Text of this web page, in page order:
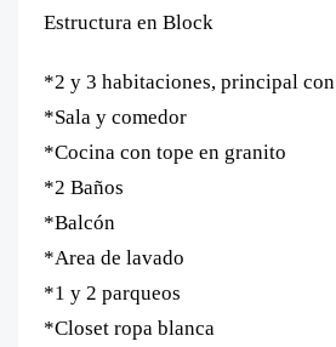
Estructura en Block
*2 y 3 habitaciones, principal
*Sala y comedor
*Cocina con tope en granito
*2 Baños
*Balcón
*Area de lavado
*1 y 2 parqueos
*Closet ropa blanca